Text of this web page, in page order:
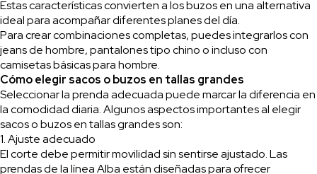
Estas características convierten a los buzos en una alternativa
ideal para acompañar diferentes planes del día.
Para crear combinaciones completas, puedes integrarlos con
jeans de hombre, pantalones tipo chino o incluso con
camisetas básicas para hombre.
Cómo elegir sacos o buzos en tallas grandes
Seleccionar la prenda adecuada puede marcar la diferencia en
la comodidad diaria. Algunos aspectos importantes al elegir
sacos o buzos en tallas grandes son:
1. Ajuste adecuado
El corte debe permitir movilidad sin sentirse ajustado. Las
prendas de la línea Alba están diseñadas para ofrecer